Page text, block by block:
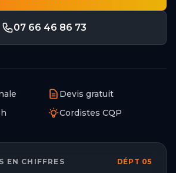
07 66 46 86 73
Devis gratuit
Cordistes CQP
EN CHIFFRES DÉPT 05